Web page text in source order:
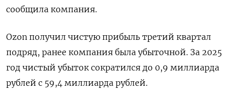
сообщила компания.
Ozon получил чистую прибыль третий квартал
подряд, ранее компания была убыточной. За 2025
год чистый убыток ​сократился до 0,9 миллиарда
рублей с ​59,4 миллиарда ​рублей.